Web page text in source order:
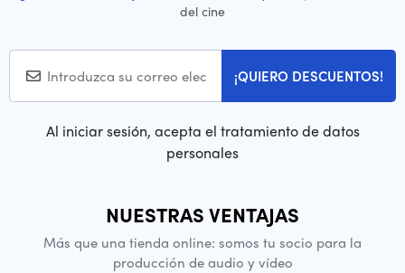
del cine
¡QUIERO DESCUENTOS!
Al iniciar sesión, acepta el tratamiento de datos
personales
NUESTRAS VENTAJAS
Más que una tienda online: somos tu socio para la
producción de audio y vídeo